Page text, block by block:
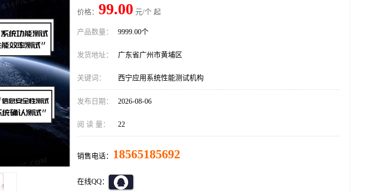
价格： 99.00 元/个 起
产品数量： 9999.00个
发货地址： 广东省广州市黄埔区
关键词： 西宁应用系统性能测试机构
发布日期： 2026-08-06
阅 读 量： 22
销售电话： 18565185692
在线QQ：